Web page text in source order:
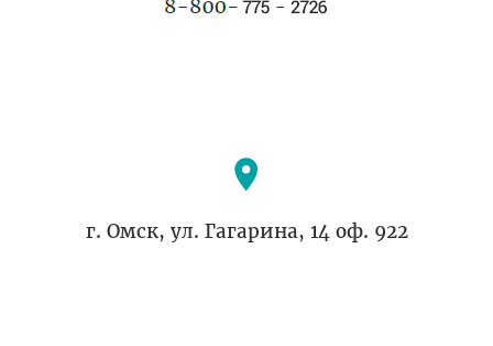
г. Омск, ул. Гагарина, 14 оф. 922